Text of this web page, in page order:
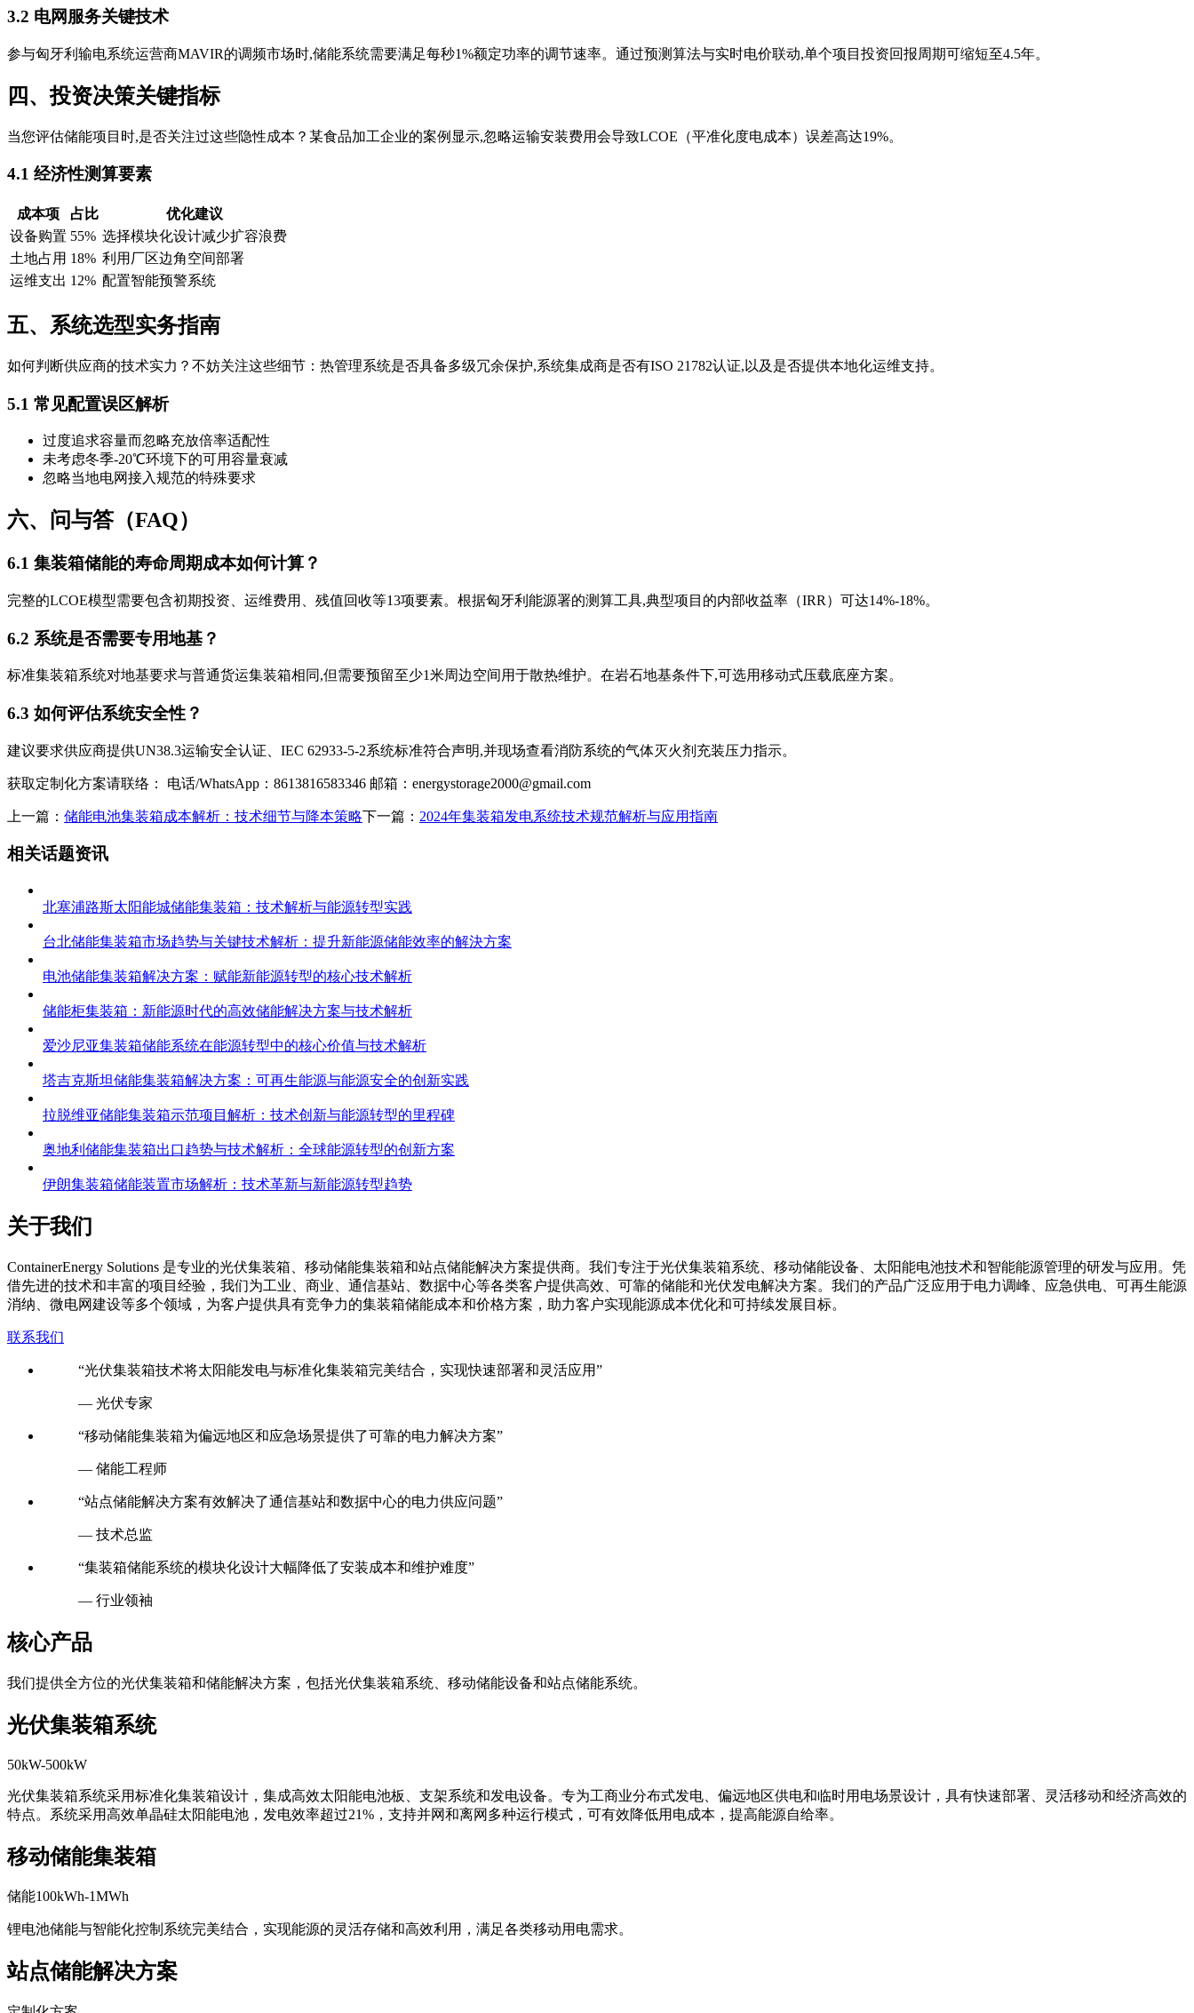
3.2 电网服务关键技术
参与匈牙利输电系统运营商MAVIR的调频市场时,储能系统需要满足每秒1%额定功率的调节速率。通过预测算法与实时电价联动,单个项目投资回报周期可缩短至4.5年。
四、投资决策关键指标
当您评估储能项目时,是否关注过这些隐性成本？某食品加工企业的案例显示,忽略运输安装费用会导致LCOE（平准化度电成本）误差高达19%。
4.1 经济性测算要素
成本项 占比
优化建议
设备购置 55% 选择模块化设计减少扩容浪费
土地占用 18% 利用厂区边角空间部署
运维支出 12% 配置智能预警系统
五、系统选型实务指南
如何判断供应商的技术实力？不妨关注这些细节：热管理系统是否具备多级冗余保护,系统集成商是否有ISO 21782认证,以及是否提供本地化运维支持。
5.1 常见配置误区解析
过度追求容量而忽略充放倍率适配性
未考虑冬季-20℃环境下的可用容量衰减
忽略当地电网接入规范的特殊要求
六、问与答（FAQ）
6.1 集装箱储能的寿命周期成本如何计算？
完整的LCOE模型需要包含初期投资、运维费用、残值回收等13项要素。根据匈牙利能源署的测算工具,典型项目的内部收益率（IRR）可达14%-18%。
6.2 系统是否需要专用地基？
标准集装箱系统对地基要求与普通货运集装箱相同,但需要预留至少1米周边空间用于散热维护。在岩石地基条件下,可选用移动式压载底座方案。
6.3 如何评估系统安全性？
建议要求供应商提供UN38.3运输安全认证、IEC 62933-5-2系统标准符合声明,并现场查看消防系统的气体灭火剂充装压力指示。
获取定制化方案请联络： 电话/WhatsApp：8613816583346 邮箱： energystorage2000@gmail.com
上一篇： 储能电池集装箱成本解析：技术细节与降本策略下一篇： 2024年集装箱发电系统技术规范解析与应用指南
相关话题资讯
北塞浦路斯太阳能城储能集装箱：技术解析与能源转型实践
台北储能集装箱市场趋势与关键技术解析：提升新能源储能效率的解決方案
电池储能集装箱解决方案：赋能新能源转型的核心技术解析
储能柜集装箱：新能源时代的高效储能解决方案与技术解析
爱沙尼亚集装箱储能系统在能源转型中的核心价值与技术解析
塔吉克斯坦储能集装箱解决方案：可再生能源与能源安全的创新实践
拉脱维亚储能集装箱示范项目解析：技术创新与能源转型的里程碑
奥地利储能集装箱出口趋势与技术解析：全球能源转型的创新方案
伊朗集装箱储能装置市场解析：技术革新与新能源转型趋势
关于我们
ContainerEnergy Solutions 是专业的光伏集装箱、移动储能集装箱和站点储能解决方案提供商。我们专注于光伏集装箱系统、移动储能设备、太阳能电池技术和智能能源管理的研发与应用。凭
借先进的技术和丰富的项目经验，我们为工业、商业、通信基站、数据中心等各类客户提供高效、可靠的储能和光伏发电解决方案。我们的产品广泛应用于电力调峰、应急供电、可再生能源
消纳、微电网建设等多个领域，为客户提供具有竞争力的集装箱储能成本和价格方案，助力客户实现能源成本优化和可持续发展目标。
联系我们
“光伏集装箱技术将太阳能发电与标准化集装箱完美结合，实现快速部署和灵活应用”
— 光伏专家
“移动储能集装箱为偏远地区和应急场景提供了可靠的电力解决方案”
— 储能工程师
“站点储能解决方案有效解决了通信基站和数据中心的电力供应问题”
— 技术总监
“集装箱储能系统的模块化设计大幅降低了安装成本和维护难度”
— 行业领袖
核心产品
我们提供全方位的光伏集装箱和储能解决方案，包括光伏集装箱系统、移动储能设备和站点储能系统。
光伏集装箱系统
50kW-500kW
光伏集装箱系统采用标准化集装箱设计，集成高效太阳能电池板、支架系统和发电设备。专为工商业分布式发电、偏远地区供电和临时用电场景设计，具有快速部署、灵活移动和经济高效的
特点。系统采用高效单晶硅太阳能电池，发电效率超过21%，支持并网和离网多种运行模式，可有效降低用电成本，提高能源自给率。
移动储能集装箱
储能100kWh-1MWh
锂电池储能与智能化控制系统完美结合，实现能源的灵活存储和高效利用，满足各类移动用电需求。
站点储能解决方案